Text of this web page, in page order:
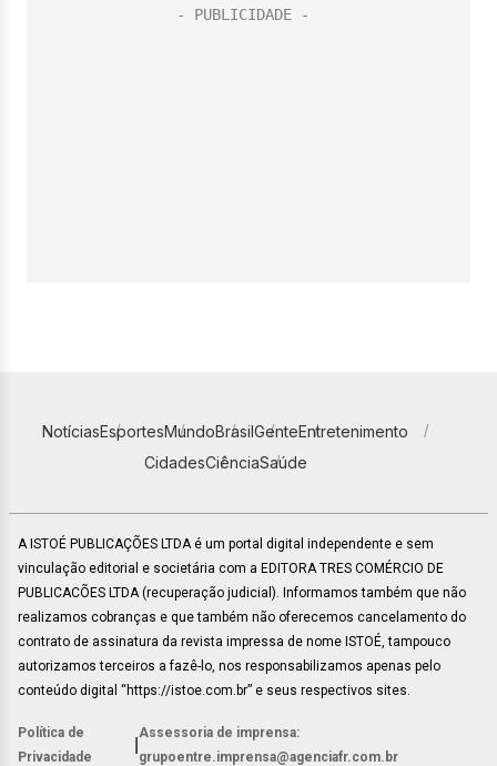
NotíciasEsportesMundoBrasilGenteEntretenimento
CidadesCiênciaSaúde
A ISTOÉ PUBLICAÇÕES LTDA é um portal digital independente e sem
vinculação editorial e societária com a EDITORA TRES COMÉRCIO DE
PUBLICACÕES LTDA (recuperação judicial). Informamos também que não
realizamos cobranças e que também não oferecemos cancelamento do
contrato de assinatura da revista impressa de nome ISTOÉ, tampouco
autorizamos terceiros a fazê-lo, nos responsabilizamos apenas pelo
conteúdo digital “https://istoe.com.br” e seus respectivos sites.
Política de
Privacidade
Assessoria de imprensa:
grupoentre.imprensa@agenciafr.com.br